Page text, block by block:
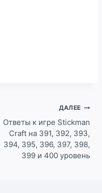
ДАЛЕЕ
Ответы к игре Stickman
Craft на 391, 392, 393,
394, 395, 396, 397, 398,
399 и 400 уровень